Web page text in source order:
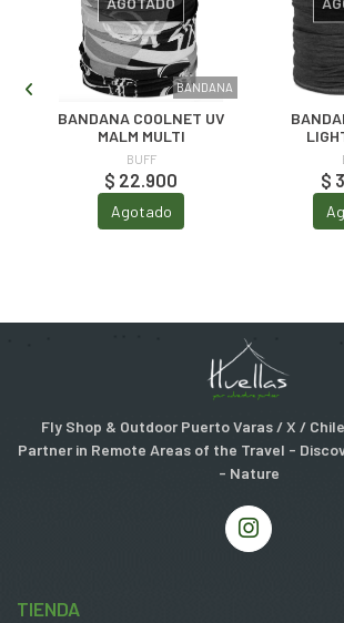
BANDANA
BANDANA COOLNET UV
MALM MULTI
BUFF
$ 22.900
Agotado
$
Fly Shop & Outdoor Puerto Varas / X /
Partner in Remote Areas of the Travel -
- Nature
TIENDA